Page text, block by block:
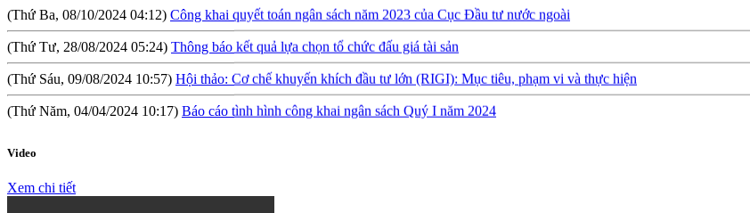
(Thứ Tư, 28/08/2024 05:24)Thông báo kết quả lựa chọn tổ chức đấu giá tài sản
(Thứ Sáu, 09/08/2024 10:57)Hội thảo: Cơ chế khuyến khích đầu tư lớn (RIGI): Mục tiêu, phạm vi và thực hiện
(Thứ Năm, 04/04/2024 10:17)Báo cáo tình hình công khai ngân sách Quý I năm 2024
(Thứ Tư, 31/01/2024 09:04)Lấy ý kiến đối với Dự thảo Nghị định quy định về việc thành lập, quản lý và sử dụng Quỹ hỗ trợ đầu tư
(Thứ Hai, 09/10/2023 03:45)
(Thứ Hai, 09/10/2023 03:45)
Video
Xem chi tiết